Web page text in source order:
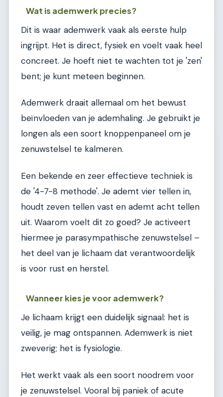
Wat is ademwerk precies?
Dit is waar ademwerk vaak als eerste hulp
ingrijpt. Het is direct, fysiek en voelt vaak heel
concreet. Je hoeft niet te wachten tot je 'zen'
bent; je kunt meteen beginnen.
Ademwerk draait allemaal om het bewust
beïnvloeden van je ademhaling. Je gebruikt je
longen als een soort knoppenpaneel om je
zenuwstelsel te kalmeren.
Een bekende en zeer effectieve techniek is
de '4-7-8 methode'. Je ademt vier tellen in,
houdt zeven tellen vast en ademt acht tellen
uit. Waarom voelt dit zo goed? Je activeert
hiermee je parasympathische zenuwstelsel –
het deel van je lichaam dat verantwoordelijk
is voor rust en herstel.
Wanneer kies je voor ademwerk?
Je lichaam krijgt een duidelijk signaal: het is
veilig, je mag ontspannen. Ademwerk is niet
zweverig; het is fysiologie.
Het werkt vaak als een soort noodrem voor
je zenuwstelsel. Vooral bij paniek of acute